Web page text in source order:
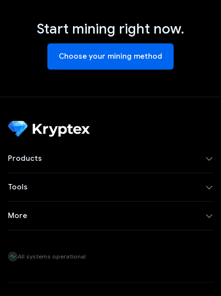
Start mining right now.
Choose your mining method
Products
Tools
More
All systems operational